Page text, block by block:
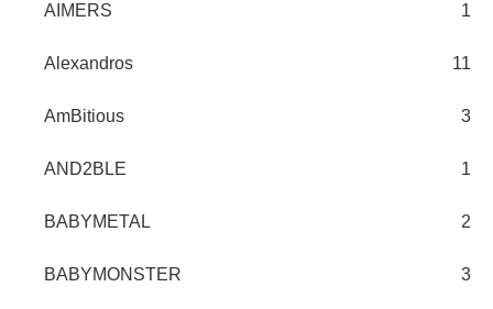
AIMERS 1
Alexandros 11
AmBitious 3
AND2BLE 1
BABYMETAL 2
BABYMONSTER 3